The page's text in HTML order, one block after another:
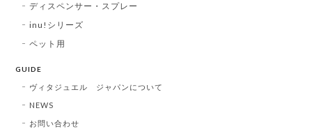
ディスペンサー・スプレー
inu!シリーズ
ペット用
GUIDE
ヴィタジュエル ジャパンについて
NEWS
お問い合わせ